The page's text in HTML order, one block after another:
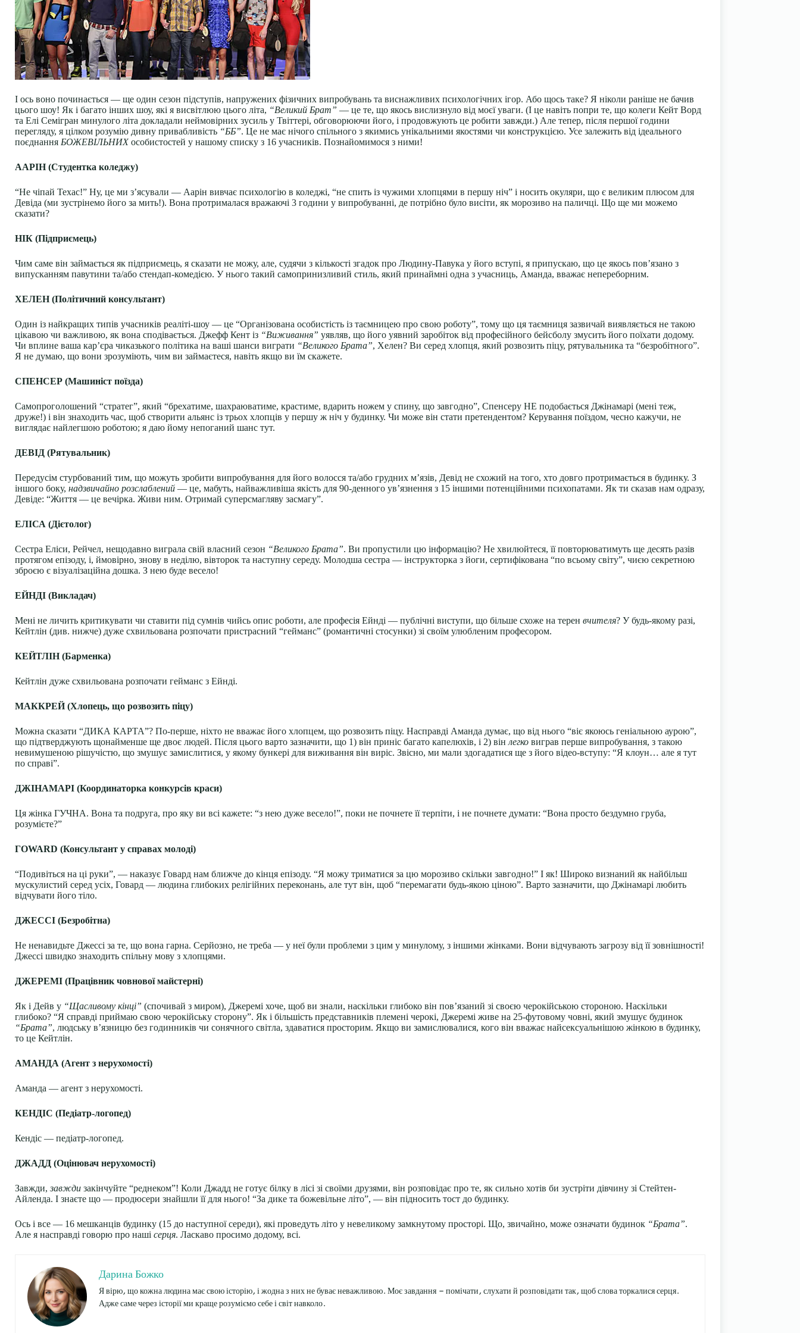
І ось воно починається — ще один сезон підступів, напружених фізичних випробувань та виснажливих психологічних ігор. Або щось таке? Я ніколи раніше не бачив
цього шоу! Як і багато інших шоу, які я висвітлюю цього літа, “Великий Брат” — це те, що якось вислизнуло від моєї уваги. (І це навіть попри те, що колеги Кейт Ворд
та Елі Семігран минулого літа докладали неймовірних зусиль у Твіттері, обговорюючи його, і продовжують це робити завжди.) Але тепер, після першої години
перегляду, я цілком розумію дивну привабливість “ББ”. Це не має нічого спільного з якимись унікальними якостями чи конструкцією. Усе залежить від ідеального
поєднання БОЖЕВІЛЬНИХособистостей у нашому списку з 16 учасників. Познайомимося з ними!
ААРІН (Студентка коледжу)
“Не чіпай Техас!” Ну, це ми з’ясували — Аарін вивчає психологію в коледжі, “не спить із чужими хлопцями в першу ніч” і носить окуляри, що є великим плюсом для
Девіда (ми зустрінемо його за мить!). Вона протрималася вражаючі 3 години у випробуванні, де потрібно було висіти, як морозиво на паличці. Що ще ми можемо
сказати?
НІК (Підприємець)
Чим саме він займається як підприємець, я сказати не можу, але, судячи з кількості згадок про Людину-Павука у його вступі, я припускаю, що це якось пов’язано з
випусканням павутини та/або стендап-комедією. У нього такий самопринизливий стиль, який принаймні одна з учасниць, Аманда, вважає непереборним.
ХЕЛЕН (Політичний консультант)
Один із найкращих типів учасників реаліті-шоу — це “Організована особистість із таємницею про свою роботу”, тому що ця таємниця зазвичай виявляється не такою
цікавою чи важливою, як вона сподівається. Джефф Кент із “Виживання” уявляв, що його уявний заробіток від професійного бейсболу змусить його поїхати додому.
Чи вплине ваша кар’єра чиказького політика на ваші шанси виграти “Великого Брата”, Хелен? Ви серед хлопця, який розвозить піцу, рятувальника та “безробітного”.
Я не думаю, що вони зрозуміють, чим ви займаєтеся, навіть якщо ви їм скажете.
СПЕНСЕР (Машиніст поїзда)
Самопроголошений “стратег”, який “брехатиме, шахраюватиме, крастиме, вдарить ножем у спину, що завгодно”, Спенсеру НЕ подобається Джінамарі (мені теж,
друже!) і він знаходить час, щоб створити альянс із трьох хлопців у першу ж ніч у будинку. Чи може він стати претендентом? Керування поїздом, чесно кажучи, не
виглядає найлегшою роботою; я даю йому непоганий шанс тут.
ДЕВІД (Рятувальник)
Передусім стурбований тим, що можуть зробити випробування для його волосся та/або грудних м’язів, Девід не схожий на того, хто довго протримається в будинку. З
іншого боку, надзвичайно розслаблений — це, мабуть, найважливіша якість для 90-денного ув’язнення з 15 іншими потенційними психопатами. Як ти сказав нам одразу,
Девіде: “Життя — це вечірка. Живи ним. Отримай суперсмагляву засмагу”.
ЕЛІСА (Дієтолог)
Сестра Еліси, Рейчел, нещодавно виграла свій власний сезон “Великого Брата”. Ви пропустили цю інформацію? Не хвилюйтеся, її повторюватимуть ще десять разів
протягом епізоду, і, ймовірно, знову в неділю, вівторок та наступну середу. Молодша сестра — інструкторка з йоги, сертифікована “по всьому світу”, чиєю секретною
зброєю є візуалізаційна дошка. З нею буде весело!
ЕЙНДІ (Викладач)
Мені не личить критикувати чи ставити під сумнів чийсь опис роботи, але професія Ейнді — публічні виступи, що більше схоже на терен вчителя? У будь-якому разі,
Кейтлін (див. нижче) дуже схвильована розпочати пристрасний “гейманс” (романтичні стосунки) зі своїм улюбленим професором.
КЕЙТЛІН (Барменка)
Кейтлін дуже схвильована розпочати гейманс з Ейнді.
МАККРЕЙ (Хлопець, що розвозить піцу)
Можна сказати “ДИКА КАРТА”? По-перше, ніхто не вважає його хлопцем, що розвозить піцу. Насправді Аманда думає, що від нього “віє якоюсь геніальною аурою”,
що підтверджують щонайменше ще двоє людей. Після цього варто зазначити, що 1) він приніс багато капелюхів, і 2) він легко виграв перше випробування, з такою
невимушеною рішучістю, що змушує замислитися, у якому бункері для виживання він виріс. Звісно, ми мали здогадатися ще з його відео-вступу: “Я клоун… але я тут
по справі”.
ДЖІНАМАРІ (Координаторка конкурсів краси)
Ця жінка ГУЧНА. Вона та подруга, про яку ви всі кажете: “з нею дуже весело!”, поки не почнете її терпіти, і не почнете думати: “Вона просто бездумно груба,
розумієте?”
ГОWARD (Консультант у справах молоді)
“Подивіться на ці руки”, — наказує Говард нам ближче до кінця епізоду. “Я можу триматися за цю морозиво скільки завгодно!” І як! Широко визнаний як найбільш
мускулистий серед усіх, Говард — людина глибоких релігійних переконань, але тут він, щоб “перемагати будь-якою ціною”. Варто зазначити, що Джінамарі любить
відчувати його тіло.
ДЖЕССІ (Безробітна)
Не ненавидьте Джессі за те, що вона гарна. Серйозно, не треба — у неї були проблеми з цим у минулому, з іншими жінками. Вони відчувають загрозу від її зовнішності!
Джессі швидко знаходить спільну мову з хлопцями.
ДЖЕРЕМІ (Працівник човнової майстерні)
Як і Дейв у “Щасливому кінці” (спочивай з миром), Джеремі хоче, щоб ви знали, наскільки глибоко він пов’язаний зі своєю черокійською стороною. Наскільки
глибоко? “Я справді приймаю свою черокійську сторону”. Як і більшість представників племені черокі, Джеремі живе на 25-футовому човні, який змушує будинок
“Брата”, людську в’язницю без годинників чи сонячного світла, здаватися просторим. Якщо ви замислювалися, кого він вважає найсексуальнішою жінкою в будинку,
то це Кейтлін.
АМАНДА (Агент з нерухомості)
Аманда — агент з нерухомості.
КЕНДІС (Педіатр-логопед)
Кендіс — педіатр-логопед.
ДЖАДД (Оцінювач нерухомості)
Завжди, завжди закінчуйте “реднеком”! Коли Джадд не готує білку в лісі зі своїми друзями, він розповідає про те, як сильно хотів би зустріти дівчину зі Стейтен-
Айленда. І знаєте що — продюсери знайшли її для нього! “За дике та божевільне літо”, — він підносить тост до будинку.
Ось і все — 16 мешканців будинку (15 до наступної середи), які проведуть літо у невеликому замкнутому просторі. Що, звичайно, може означати будинок “Брата”.
Але я насправді говорю про наші серця. Ласкаво просимо додому, всі.
Дарина Божко
Я вірю, що кожна людина має свою історію, і жодна з них не буває неважливою. Моє завдання — помічати, слухати й розповідати так, щоб слова торкалися серця.
Адже саме через історії ми краще розуміємо себе і світ навколо.